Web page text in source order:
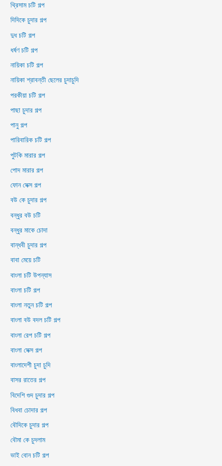
থ্রিসাম চটি গল্প
দিদিকে চুদার গল্প
দুধ চটি গল্প
ধর্ষণ চটি গল্প
নায়িকা চটি গল্প
নায়িকা শ্রাবন্তী ছেলের চুদাচুদি
পরকীয়া চটি গল্প
পাছা চুদার গল্প
পানু গল্প
পারিবারিক চটি গল্প
পুটকি মারার গল্প
পোদ মারার গল্প
ফোন সেক্স গল্প
বউ কে চুদার গল্প
বন্ধুর বউ চটি
বন্ধুর মাকে চোদা
বান্ধবী চুদার গল্প
বাবা মেয়ে চটি
বাংলা চটি উপন্যাস
বাংলা চটি গল্প
বাংলা নতুন চটি গল্প
বাংলা বউ বদল চটি গল্প
বাংলা রেপ চটি গল্প
বাংলা সেক্স গল্প
বাংলাদেশী চুদা চুদি
বাসর রাতের গল্প
বিদেশি গুদ চুদার গল্প
বিধবা চোদার গল্প
বৌদিকে চুদার গল্প
বৌমা কে চুদলাম
ভাই বোন চটি গল্প